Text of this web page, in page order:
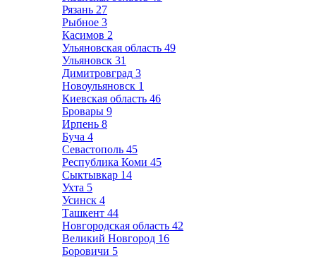
Рязань 27
Рыбное 3
Касимов 2
Ульяновская область 49
Ульяновск 31
Димитровград 3
Новоульяновск 1
Киевская область 46
Бровары 9
Ирпень 8
Буча 4
Севастополь 45
Республика Коми 45
Сыктывкар 14
Ухта 5
Усинск 4
Ташкент 44
Новгородская область 42
Великий Новгород 16
Боровичи 5